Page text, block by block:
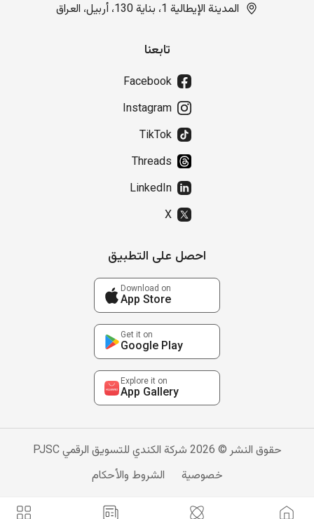
المدينة الإيطالية 1، بناية 130، أربيل، العراق
تابعنا
Facebook
Instagram
TikTok
Threads
LinkedIn
X
احصل على التطبيق
Download on
App Store
Get it on
Google Play
Explore it on
App Gallery
حقوق النشر © 2026 شركة الكندي للتسويق الرقمي PJSC
خصوصية
الشروط والأحكام